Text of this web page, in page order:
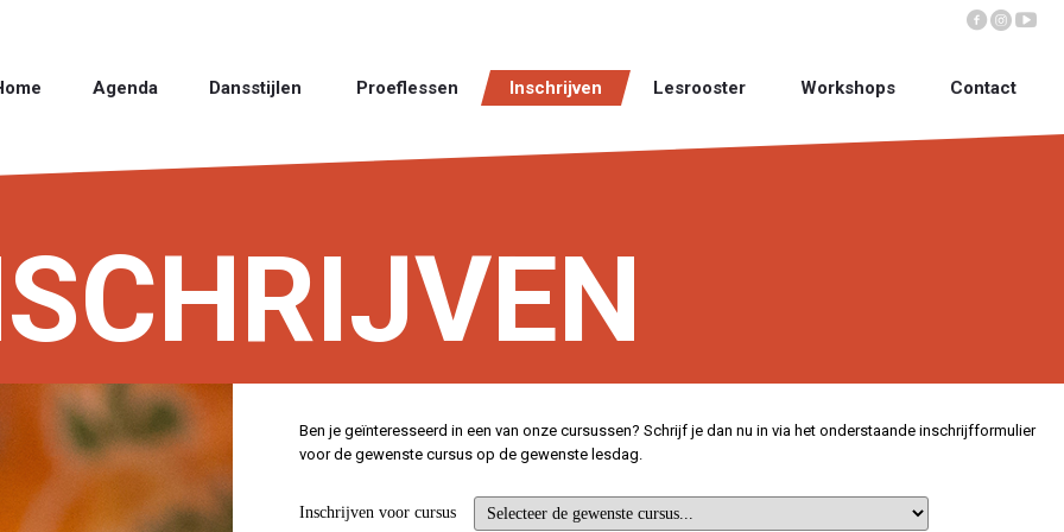
Agenda Dansstijlen Proeflessen Inschrijven Lesrooster Workshops Contact
Ben je geïnteresseerd in een van onze cursussen? Schrijf je dan nu in via het onderstaande inschrijfformulier
voor de gewenste cursus op de gewenste lesdag.